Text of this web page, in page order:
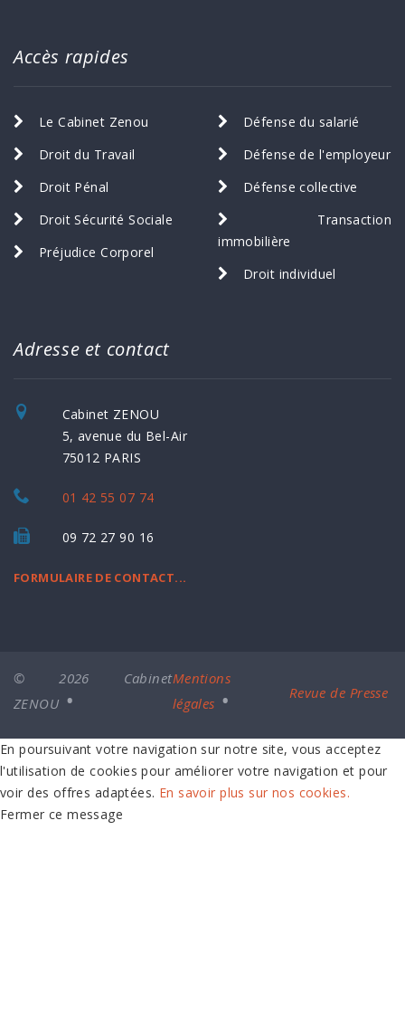
Accès rapides
Le Cabinet Zenou
Droit du Travail
Droit Pénal
Droit Sécurité Sociale
Préjudice Corporel
Défense du salarié
Défense de l'employeur
Défense collective
Transaction
immobilière
Droit individuel
Adresse et contact
Cabinet ZENOU
5, avenue du Bel-Air
75012 PARIS
01 42 55 07 74
09 72 27 90 16
FORMULAIRE DE CONTACT...
© 2026 Cabinet
ZENOU
Mentions
légales
Revue de Presse
En poursuivant votre navigation sur notre site, vous acceptez
l'utilisation de cookies pour améliorer votre navigation et pour
voir des offres adaptées. En savoir plus sur nos cookies.
Fermer ce message